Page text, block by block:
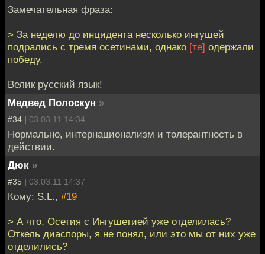
Замечательная фраза:
> За неделю до инцидента несколько ингушей
подрались с тремя осетинами, однако [те] одержали
победу.
Велик русский язык!
Медвед Полоскун »
#34 | 03.03.11 14:34
Нормально, интернационализм и толерантность в
действии.
Дюк »
#35 | 03.03.11 14:37
Кому: S.L., #19
> А что, Осетия с Ингушетией уже отделилась?
Откель диаспоры, я не понял, или это мы от них уже
отделились?